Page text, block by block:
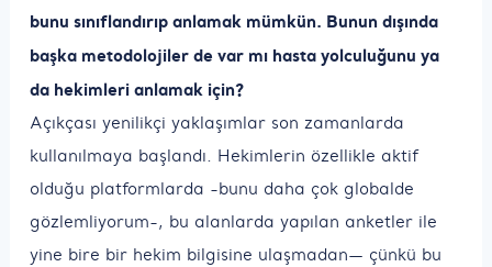
bunu sınıflandırıp anlamak mümkün. Bunun dışında
başka metodolojiler de var mı hasta yolculuğunu ya
da hekimleri anlamak için?
Açıkçası yenilikçi yaklaşımlar son zamanlarda
kullanılmaya başlandı. Hekimlerin özellikle aktif
olduğu platformlarda -bunu daha çok globalde
gözlemliyorum-, bu alanlarda yapılan anketler ile
yine bire bir hekim bilgisine ulaşmadan— çünkü bu